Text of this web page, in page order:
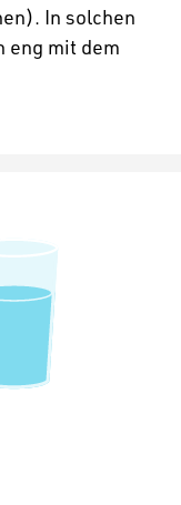
In solchen
eng mit dem